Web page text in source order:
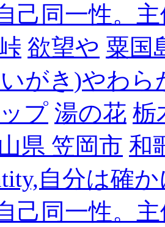
己同一性。
欲望や 粟国
がき)やわ
プ 湯の花 栃
県 笠岡市 和
自分は確
己同一性。